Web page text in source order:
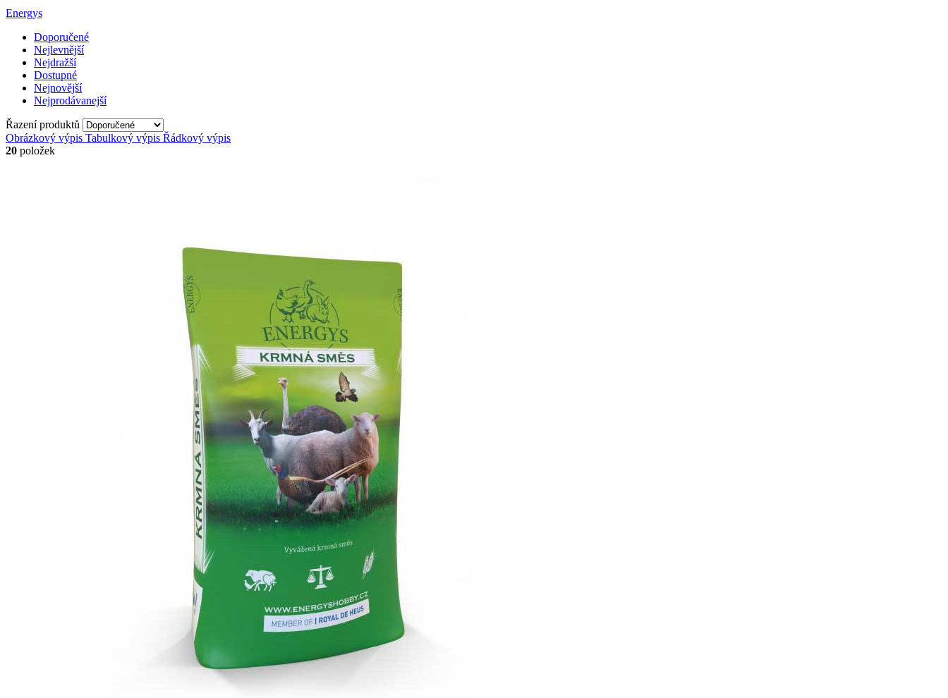
Energys
Doporučené
Nejlevnější
Nejdražší
Dostupné
Nejnovější
Nejprodávanejší
Řazení produktů
Obrázkový výpis Tabulkový výpis Řádkový výpis
20 položek